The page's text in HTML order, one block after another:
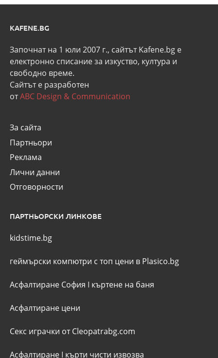
KAFENE.BG
Започнат на 1 юли 2007 г., сайтът Kafene.bg e
eлектронно списание за изкуство, култура и
свободно време.
Сайтът е разработен
отABC Design & Communication
За сайта
Партньори
Реклама
Лични данни
Отговорности
ПАРТНЬОРСКИ ЛИНКОВЕ
kidstime.bg
геймърски компютри с топ цени в Plasico.bg
Асфалтиране София I къртене на баня
Асфалтиране цени
Секс играчки от Cleopatrabg.com
Асфалтиране I кърти чисти извозва